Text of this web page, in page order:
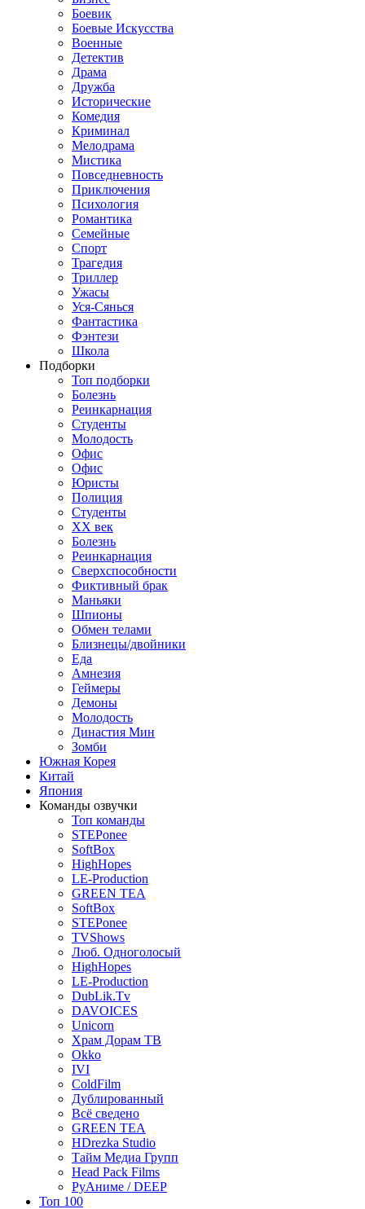
Боевик
Боевые Искусства
Военные
Детектив
Драма
Дружба
Исторические
Комедия
Криминал
Мелодрама
Мистика
Повседневность
Приключения
Психология
Романтика
Семейные
Спорт
Трагедия
Триллер
Ужасы
Уся-Сянься
Фантастика
Фэнтези
Школа
Подборки
Топ подборки
Болезнь
Реинкарнация
Студенты
Молодость
Офис
Офис
Юристы
Полиция
Студенты
ХХ век
Болезнь
Реинкарнация
Сверхспособности
Фиктивный брак
Маньяки
Шпионы
Обмен телами
Близнецы/двойники
Еда
Амнезия
Геймеры
Демоны
Молодость
Династия Мин
Зомби
Южная Корея
Китай
Япония
Команды озвучки
Топ команды
STEPonee
SoftBox
HighHopes
LE-Production
GREEN TEA
SoftBox
STEPonee
TVShows
Люб. Одноголосый
HighHopes
LE-Production
DubLik.Tv
DAVOICES
Unicorn
Храм Дорам ТВ
Okko
IVI
ColdFilm
Дублированный
Всё сведено
GREEN TEA
HDrezka Studio
Тайм Медиа Групп
Head Pack Films
РуАниме / DEEP
Топ 100